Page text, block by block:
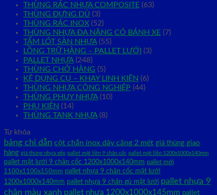
THÙNG RÁC NHỰA COMPOSITE (63)
THÙNG ĐỰNG DÙ (3)
THÙNG RÁC INOX (52)
THÙNG NHỰA ĐA NĂNG CÓ BÁNH XE (7)
TẤM LÓT SÀN NHỰA (55)
LỒNG TRỮ HÀNG – PALLET LƯỚI
(3)
PALLET NHỰA (248)
THÙNG CHỞ HÀNG (5)
KỆ DỤNG CỤ – KHAY LINH KIỆN (6)
THÙNG NHỰA CÔNG NGHIỆP (44)
THÙNG PHUY NHỰA (10)
PHỤ KIỆN (14)
THÙNG TANK NHỰA (8)
Từ khóa
bảng chỉ dẫn cột chắn inox dây căng 2 mét giá thùng giao
hàng giá thùng nhựa xếp pallet mặt liền 9 chân cốc pallet mặt liền 1200x1000x140mm
pallet mặt lưới 9 chân cốc 1200x1000x140mm pallet mới
1100x1100x150mm pallet nhựa 9 chân cốc mặt lưới
1200x1000x140mm pallet nhựa 9 chân gù mặt lưới pallet nhựa 9
chân màu xanh pallet nhựa 1200x1000x145mm pallet